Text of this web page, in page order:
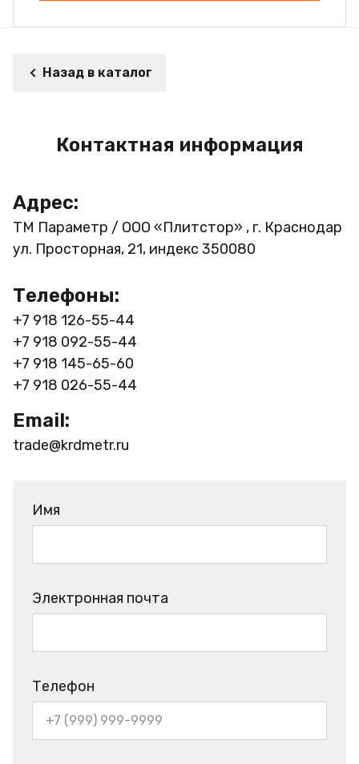
Назад в каталог
Контактная информация
Адрес:
ТМ Параметр / ООО «Плитстор» , г. Краснодар
ул. Просторная, 21, индекс 350080
Телефоны:
+7 918 126-55-44
+7 918 092-55-44
+7 918 145-65-60
+7 918 026-55-44
Email:
trade@krdmetr.ru
Имя
Электронная почта
Телефон